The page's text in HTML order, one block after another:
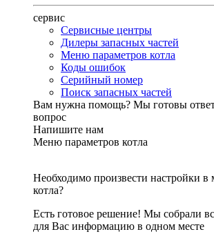
сервис
Сервисные центры
Дилеры запасных частей
Меню параметров котла
Коды ошибок
Серийный номер
Поиск запасных частей
Вам нужна помощь? Мы готовы
вопрос
Напишите нам
Меню параметров котла
Необходимо произвести настройки в
котла?
Есть готовое решение! Мы собрали
для Вас информацию в одном месте